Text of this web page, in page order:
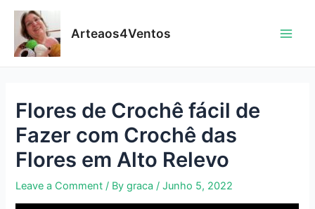
content
Arteaos4Ventos
Flores de Crochê fácil de
Fazer com Crochê das
Flores em Alto Relevo
Leave a Comment / Bygraca /Junho 5, 2022